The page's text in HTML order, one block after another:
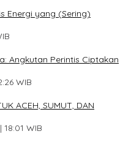
Energi yang (Sering)
Angkutan Perintis Ciptakan
WIB
ACEH, SUMUT, DAN
WIB